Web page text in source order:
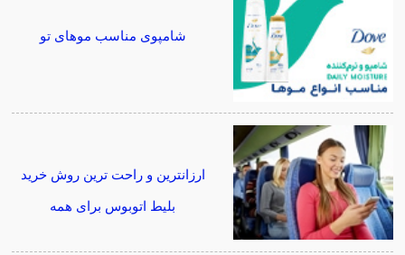
شامپوی مناسب موهای تو
ارزانترین و راحت ترین روش خرید
بلیط اتوبوس برای همه